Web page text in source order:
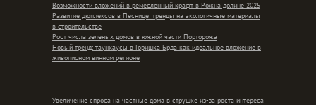
Возможности вложений в ремесленный крафт в Рожна долине 2025
Развитие дюплексов в Песнице: тренды на экологичные материалы
в строительстве
Рост числа зеленых домов в южной части Порторожа
Новый тренд: таунхаусы в Горишка Брда как идеальное вложение в
живописном винном регионе
Увеличение спроса на частные дома в струшке из-за роста интереса